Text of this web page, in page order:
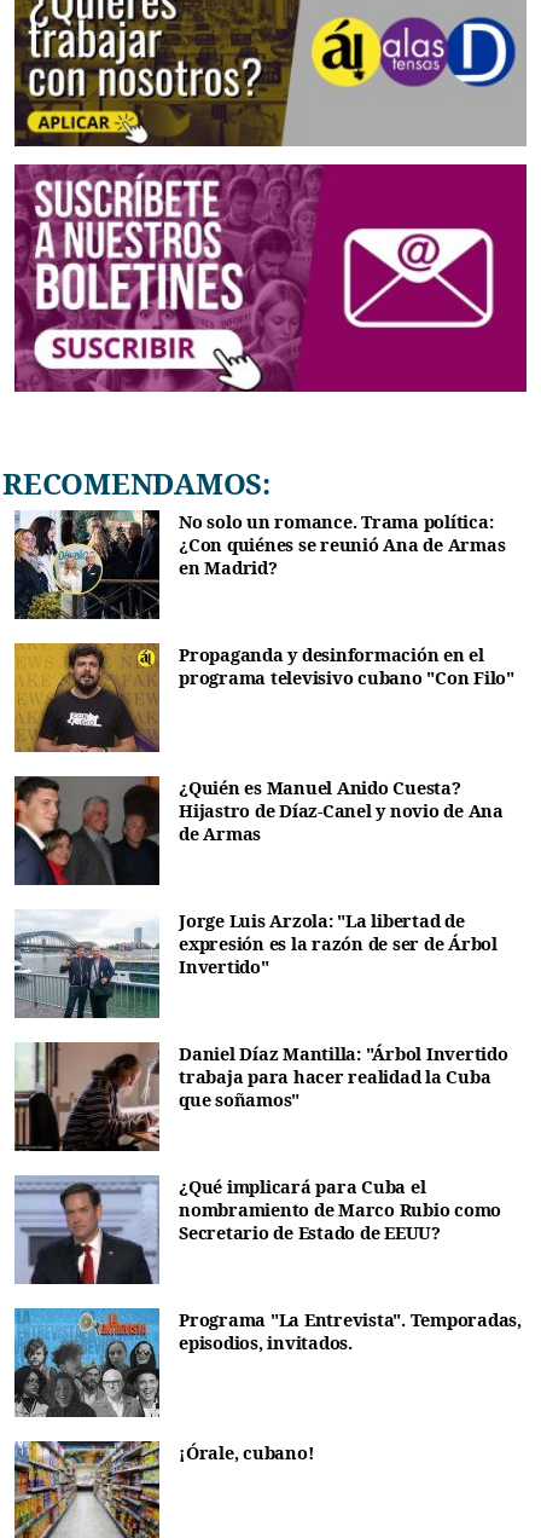
RECOMENDAMOS:
No solo un romance. Trama política:
¿Con quiénes se reunió Ana de Armas
en Madrid?
Propaganda y desinformación en el
programa televisivo cubano "Con Filo"
¿Quién es Manuel Anido Cuesta?
Hijastro de Díaz-Canel y novio de Ana
de Armas
Jorge Luis Arzola: "La libertad de
expresión es la razón de ser de Árbol
Invertido"
Daniel Díaz Mantilla: "Árbol Invertido
trabaja para hacer realidad la Cuba
que soñamos"
¿Qué implicará para Cuba el
nombramiento de Marco Rubio como
Secretario de Estado de EEUU?
Programa "La Entrevista". Temporadas,
episodios, invitados.
¡Órale, cubano!